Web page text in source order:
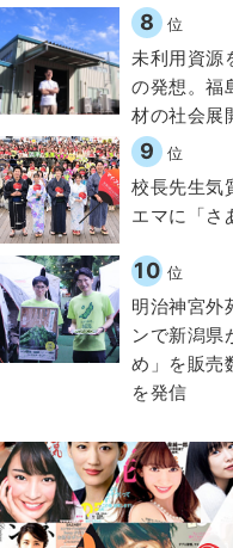
8 位
未利用資源
の発想。福
材の社会展
9 位
校長先生気
エマに「さ
10 位
明治神宮外
ンで新潟県
め」を販売
を発信